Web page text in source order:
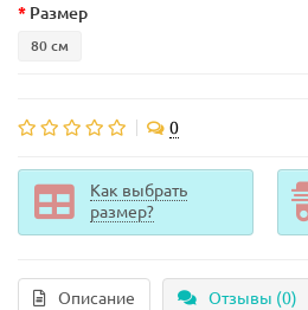
Размер
80 см
0
Как выбрать
размер?
Описание Отзывы (0)